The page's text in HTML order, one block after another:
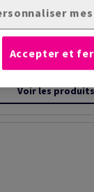
une structure douce
chal...
Voir les produits
Accepter et